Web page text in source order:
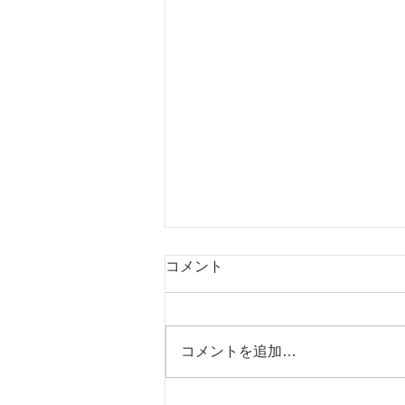
一般用医薬品の取扱い
コメント
コメントを追加…